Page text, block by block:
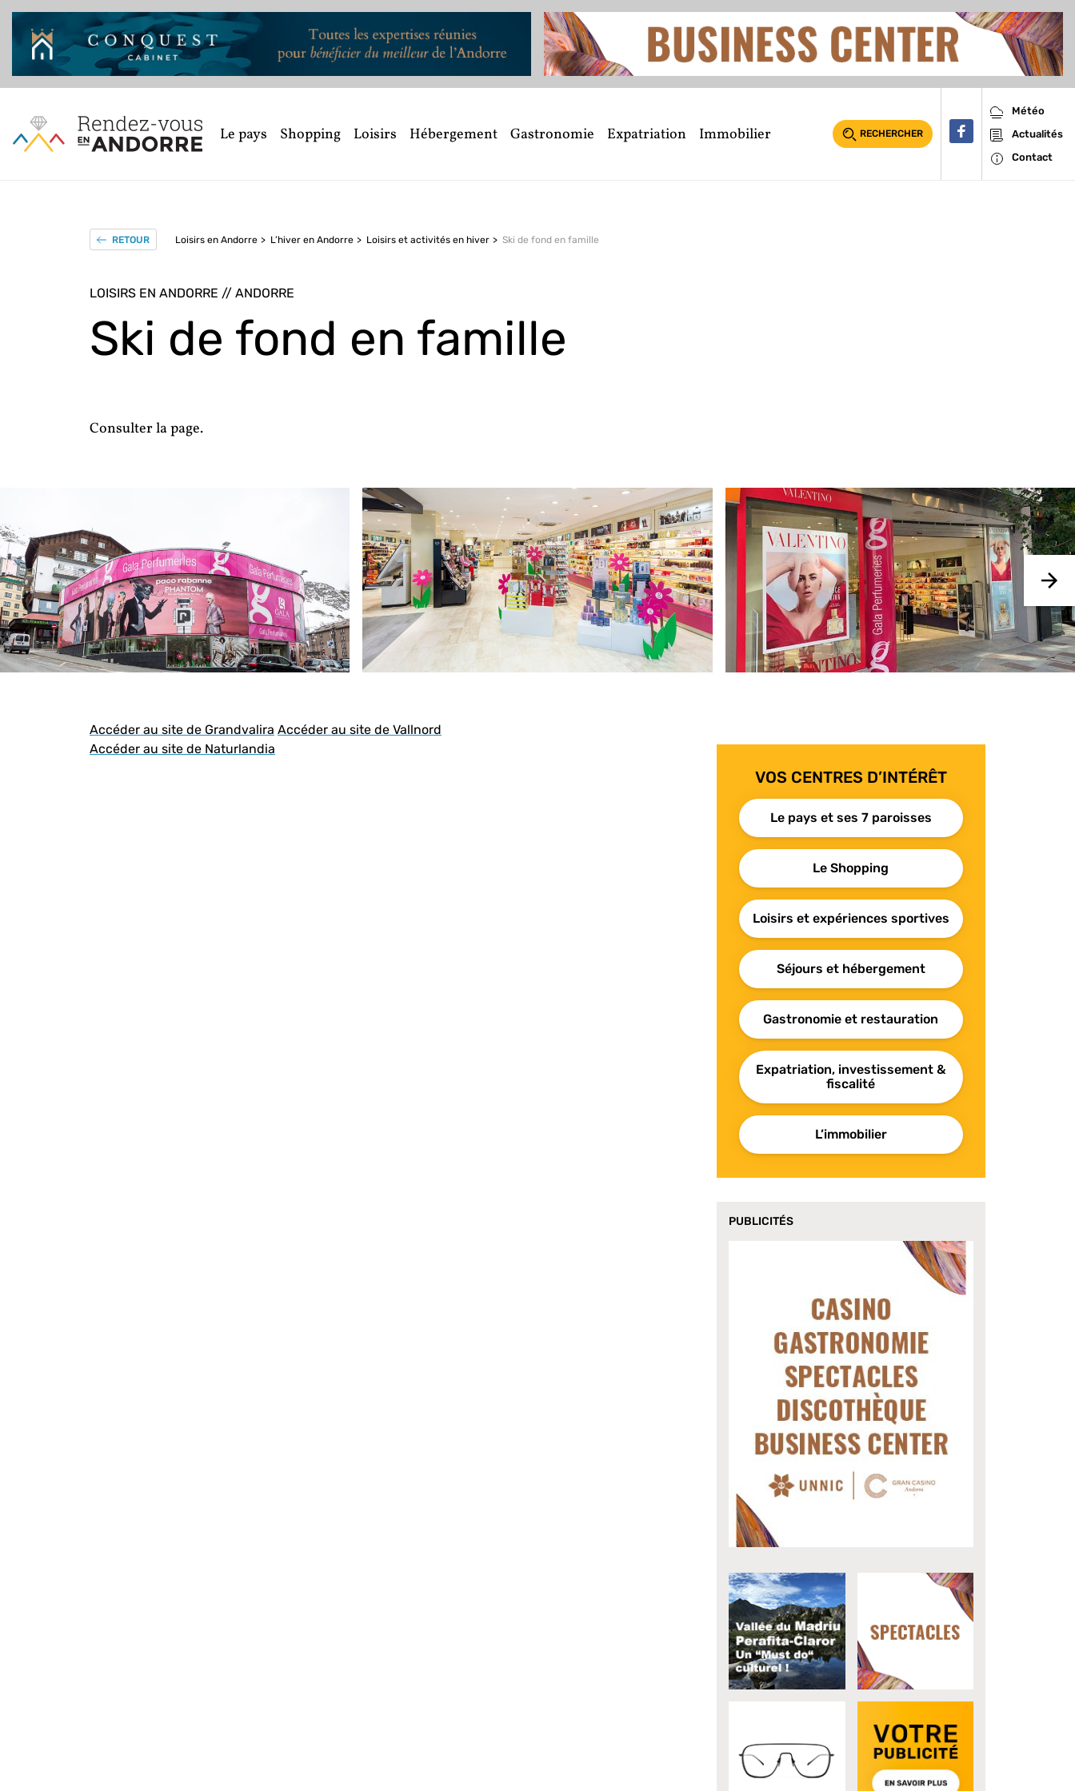
Le pays Shopping Loisirs Hébergement Gastronomie Expatriation Immobilier RECHERCHER
Météo
Actualités
Contact
RETOUR Loisirs en Andorre L’hiver en Andorre Loisirs et activités en hiver Ski de fond en famille
LOISIRS EN ANDORRE // ANDORRE
Ski de fond en famille
Consulter la page.
Accéder au site de Grandvalira Accéder au site de Vallnord
Accéder au site de Naturlandia
VOS CENTRES D’INTÉRÊT
Le pays et ses 7 paroisses
Le Shopping
Loisirs et expériences sportives
Séjours et hébergement
Gastronomie et restauration
Expatriation, investissement &
fiscalité
L’immobilier
PUBLICITÉS